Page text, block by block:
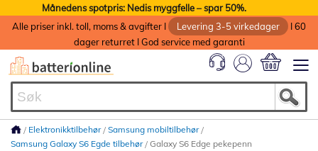
Månedens spotpris: Nedis myggfelle – spar 50%.
Alle priser inkl. toll, moms & avgifter I
Levering 3-5 virkedager
I 60
dager returret I God service med garanti
Elektronikktilbehør Samsung mobiltilbehør
Samsung Galaxy S6 Egde tilbehør Galaxy S6 Edge pekepenn